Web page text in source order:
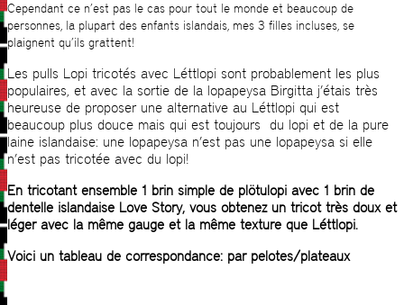
Cependant ce n’est pas le cas pour tout le monde et beaucoup de
personnes, la plupart des enfants islandais, mes 3 filles incluses, se
plaignent qu’ils grattent!
Les pulls Lopi tricotés avec Léttlopi sont probablement les plus
populaires, et avec la sortie de la lopapeysa Birgitta j’étais très
heureuse de proposer une alternative au Léttlopi qui est
beaucoup plus douce mais qui est toujours du lopi et de la pure
laine islandaise: une lopapeysa n’est pas une lopapeysa si elle
n’est pas tricotée avec du lopi!
En tricotant ensemble 1 brin simple de plötulopi avec 1 brin de
dentelle islandaise Love Story, vous obtenez un tricot très doux et
léger avec la même gauge et la même texture que Léttlopi.
Voici un tableau de correspondance: par pelotes/plateaux